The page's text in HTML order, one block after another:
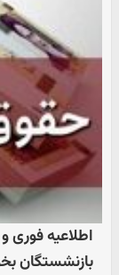
اطلاعیه فوری
بازنشستگان